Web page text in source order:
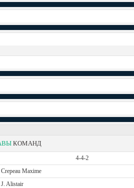
КОМАНД
4-4-2
Crepeau Maxime
J. Alistair